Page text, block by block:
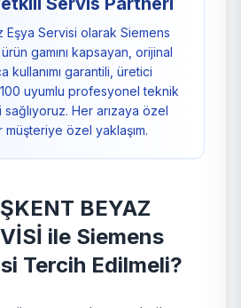
Eşya Servisi olarak Siemens
ürün gamını kapsayan, orijinal
kullanımı garantili, üretici
uyumlu profesyonel teknik
Her arızaya özel
özel yaklaşım.
BEYAZ
ile Siemens
Tercih Edilmeli?